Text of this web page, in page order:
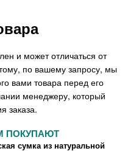
и может отличаться от
по вашему запросу, мы
вами товара перед его
менеджеру, который
заказа.
ПОКУПАЮТ
сумка из натуральной